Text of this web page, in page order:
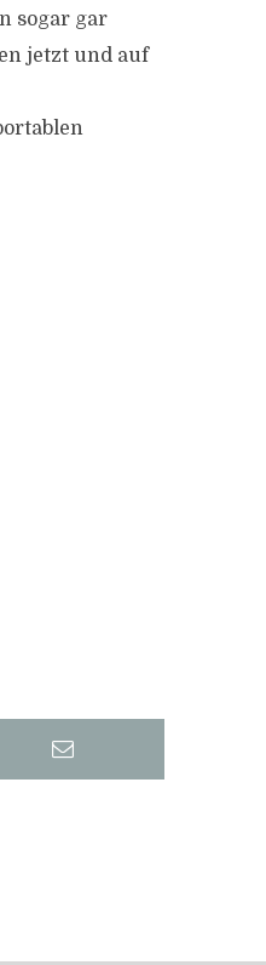
sogar gar
jetzt und auf